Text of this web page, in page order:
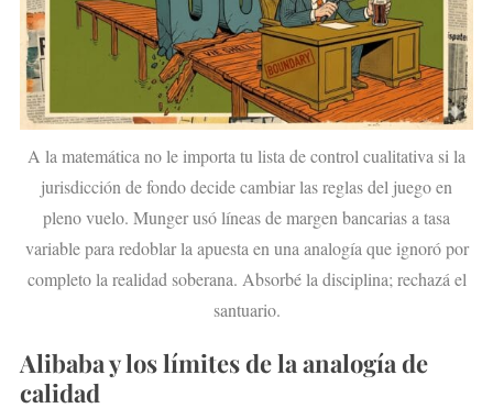
A la matemática no le importa tu lista de control cualitativa si la
jurisdicción de fondo decide cambiar las reglas del juego en
pleno vuelo. Munger usó líneas de margen bancarias a tasa
variable para redoblar la apuesta en una analogía que ignoró por
completo la realidad soberana. Absorbé la disciplina; rechazá el
santuario.
Alibaba y los límites de la analogía de
calidad